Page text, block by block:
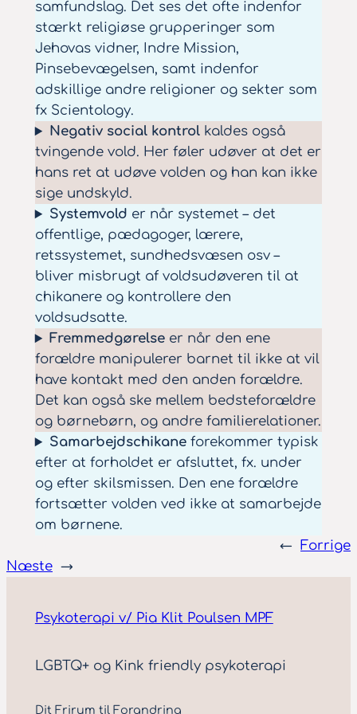
samfundslag. Det ses det ofte indenfor
stærkt religiøse grupperinger som
Jehovas vidner, Indre Mission,
Pinsebevægelsen, samt indenfor
adskillige andre religioner og sekter som
fx Scientology.
Negativ social kontrolkaldes også
tvingende vold. Her føler udøver at det er
hans ret at udøve volden og han kan ikke
sige undskyld.
Systemvold er når systemet – det
offentlige, pædagoger, lærere,
retssystemet, sundhedsvæsen osv –
bliver misbrugt af voldsudøveren til at
chikanere og kontrollere den
voldsudsatte.
Fremmedgørelseer når den ene
forældre manipulerer barnet til ikke at vil
have kontakt med den anden forældre.
Det kan også ske mellem bedsteforældre
og børnebørn, og andre familierelationer.
Samarbejdschikaneforekommer typisk
efter at forholdet er afsluttet, fx. under
og efter skilsmissen. Den ene forældre
fortsætter volden ved ikke at samarbejde
om børnene.
← Forrige
Næste →
Psykoterapi v/ Pia Klit Poulsen MPF
LGBTQ+ og Kink friendly psykoterapi
Dit Frirum til Forandring